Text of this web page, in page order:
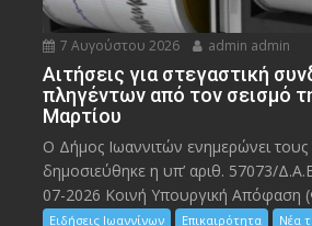
7 Αυγούστου 2026 admin admin
Αιτήσεις για στεγαστική
πληγέντων από τον σεισμό
Μαρτίου
Ο Δήμος Ιωαννιτών ενημερώνει τους
δημοσιεύθηκε η υπ’ αριθ. 57073/
07-2026 Κοινή Υπουργική Απόφαση
Ειδήσεις Ιωαννίνων Επικαιρότητα Νέα